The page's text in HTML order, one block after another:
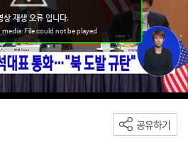
공유하기